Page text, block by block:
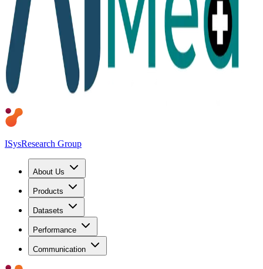
ISysResearch Group
About Us
Products
Datasets
Performance
Communication